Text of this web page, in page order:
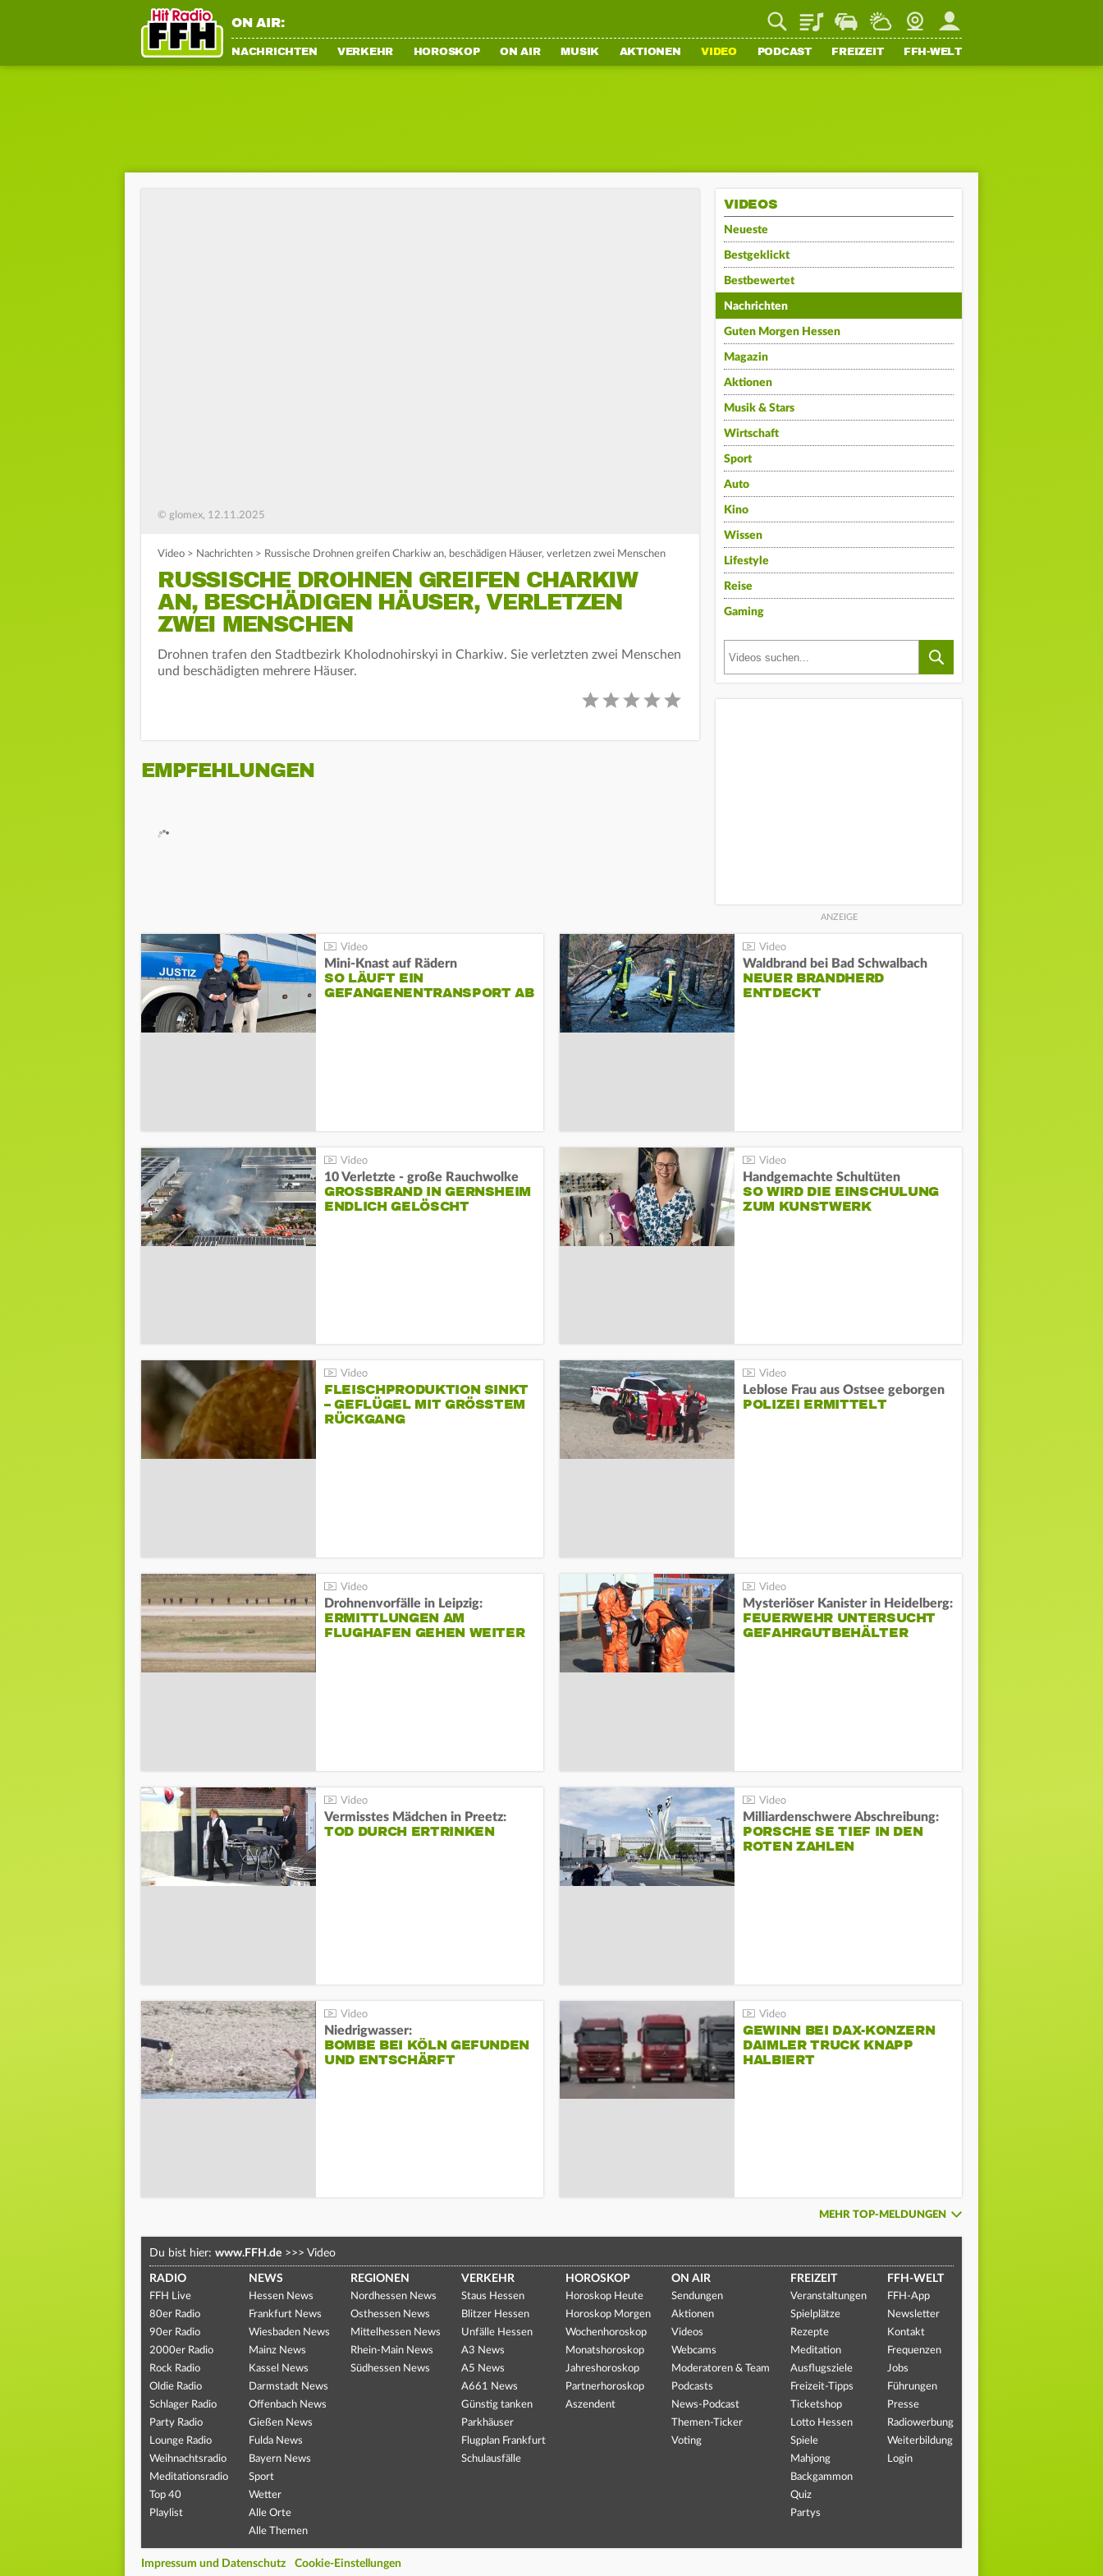
ON AIR: PlaylistStaupilotWetterWebcamMein FFH
NACHRICHTEN VERKEHR HOROSKOP ON AIR MUSIK AKTIONEN VIDEO PODCAST FREIZEIT FFH-WELT
© glomex, 12.11.2025
Video > Nachrichten > Russische Drohnen greifen Charkiw an, beschädigen Häuser, verletzen zwei Menschen
RUSSISCHE DROHNEN GREIFEN CHARKIW
AN, BESCHÄDIGEN HÄUSER, VERLETZEN
ZWEI MENSCHEN
Drohnen trafen den Stadtbezirk Kholodnohirskyi in Charkiw. Sie verletzten zwei Menschen
und beschädigten mehrere Häuser.
EMPFEHLUNGEN
VIDEOS
Neueste
Bestgeklickt
Bestbewertet
Nachrichten
Guten Morgen Hessen
Magazin
Aktionen
Musik & Stars
Wirtschaft
Sport
Auto
Kino
Wissen
Lifestyle
Reise
Gaming
Mini-Knast auf Rädern
SO LÄUFT EIN
GEFANGENENTRANSPORT AB
Waldbrand bei Bad Schwalbach
NEUER BRANDHERD
ENTDECKT
10 Verletzte - große Rauchwolke
GROSSBRAND IN GERNSHEIM E
NDLICH GELÖSCHT
Handgemachte Schultüten
SO WIRD DIE EINSCHULUNG
ZUM KUNSTWERK
FLEISCHPRODUKTION SINKT
– GEFLÜGEL MIT GRÖSSTEM R
ÜCKGANG
Leblose Frau aus Ostsee geborgen
POLIZEI ERMITTELT
Drohnenvorfälle in Leipzig:
ERMITTLUNGEN AM
FLUGHAFEN GEHEN WEITER
Mysteriöser Kanister in Heidelberg:
FEUERWEHR UNTERSUCHT
GEFAHRGUTBEHÄLTER
Vermisstes Mädchen in Preetz:
TOD DURCH ERTRINKEN
Milliardenschwere Abschreibung:
PORSCHE SE TIEF IN DEN
ROTEN ZAHLEN
Niedrigwasser:
BOMBE BEI KÖLN GEFUNDEN
UND ENTSCHÄRFT
GEWINN BEI DAX-KONZERN
DAIMLER TRUCK KNAPP
HALBIERT
MEHR TOP-MELDUNGEN
Du bist hier: www.FFH.de >>> Video
RADIO
FFH Live
80er Radio
90er Radio
2000er Radio
Rock Radio
Oldie Radio
Schlager Radio
Party Radio
Lounge Radio
Weihnachtsradio
Meditationsradio
Top 40
Playlist
NEWS
Hessen News
Frankfurt News
Wiesbaden News
Mainz News
Kassel News
Darmstadt News
Offenbach News
Gießen News
Fulda News
Bayern News
Sport
Wetter
Alle Orte
Alle Themen
REGIONEN
Nordhessen News
Osthessen News
Mittelhessen News
Rhein-Main News
Südhessen News
VERKEHR
Staus Hessen
Blitzer Hessen
Unfälle Hessen
A3 News
A5 News
A661 News
Günstig tanken
Parkhäuser
Flugplan Frankfurt
Schulausfälle
HOROSKOP
Horoskop Heute
Horoskop Morgen
Wochenhoroskop
Monatshoroskop
Jahreshoroskop
Partnerhoroskop
Aszendent
ON AIR
Sendungen
Aktionen
Videos
Webcams
Moderatoren & Team
Podcasts
News-Podcast
Themen-Ticker
Voting
FREIZEIT
Veranstaltungen
Spielplätze
Rezepte
Meditation
Ausflugsziele
Freizeit-Tipps
Ticketshop
Lotto Hessen
Spiele
Mahjong
Backgammon
Quiz
Partys
FFH-WELT
FFH-App
Newsletter
Kontakt
Frequenzen
Jobs
Führungen
Presse
Radiowerbung
Weiterbildung
Login
Impressum und Datenschutz Cookie-Einstellungen